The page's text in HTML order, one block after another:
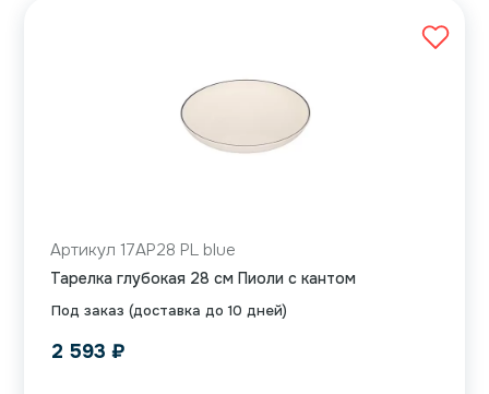
Под заказ (доставка до 10 дней)
Артикул 17AP28 PL blue
Тарелка глубокая 28 см Пиоли с кантом
2 593 ₽